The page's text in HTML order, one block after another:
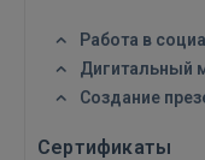
Работа в
Дигитальный
Создание
Сертификаты